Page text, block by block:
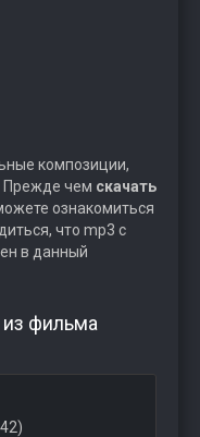
композиции,
Прежде чем скачать
ознакомиться
что mp3 с
в данный
фильма